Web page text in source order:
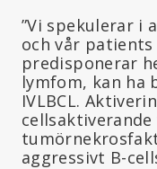
”Vi spekulerar i
och vår
predisponerar
lymfom, kan ha
IVLBCL.
aggressivt B-